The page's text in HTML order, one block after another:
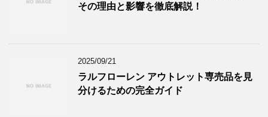
その理由と影響を徹底解説！
2025/09/21
ラルフローレン アウトレット専売品を見
分けるための完全ガイド